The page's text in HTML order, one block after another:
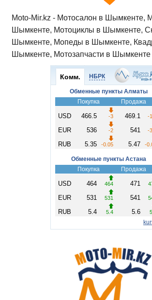
Moto-Mir.kz - Мотосалон в Шымкенте,
Шымкенте, Мотоциклы в Шымкенте,
Шымкенте, Мопеды в Шымкенте,
Шымкенте, Мотозапчасти в Шымкенте